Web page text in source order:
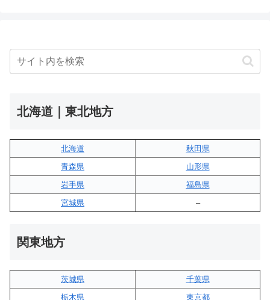
北海道｜東北地方
北海道
秋田県
青森県
山形県
岩手県
福島県
宮城県
–
関東地方
茨城県
千葉県
栃木県
東京都